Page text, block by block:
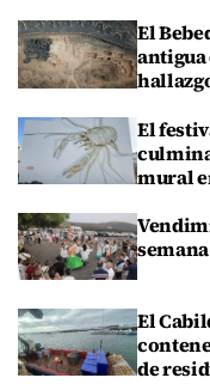
El
antigua
El
mural
El
de